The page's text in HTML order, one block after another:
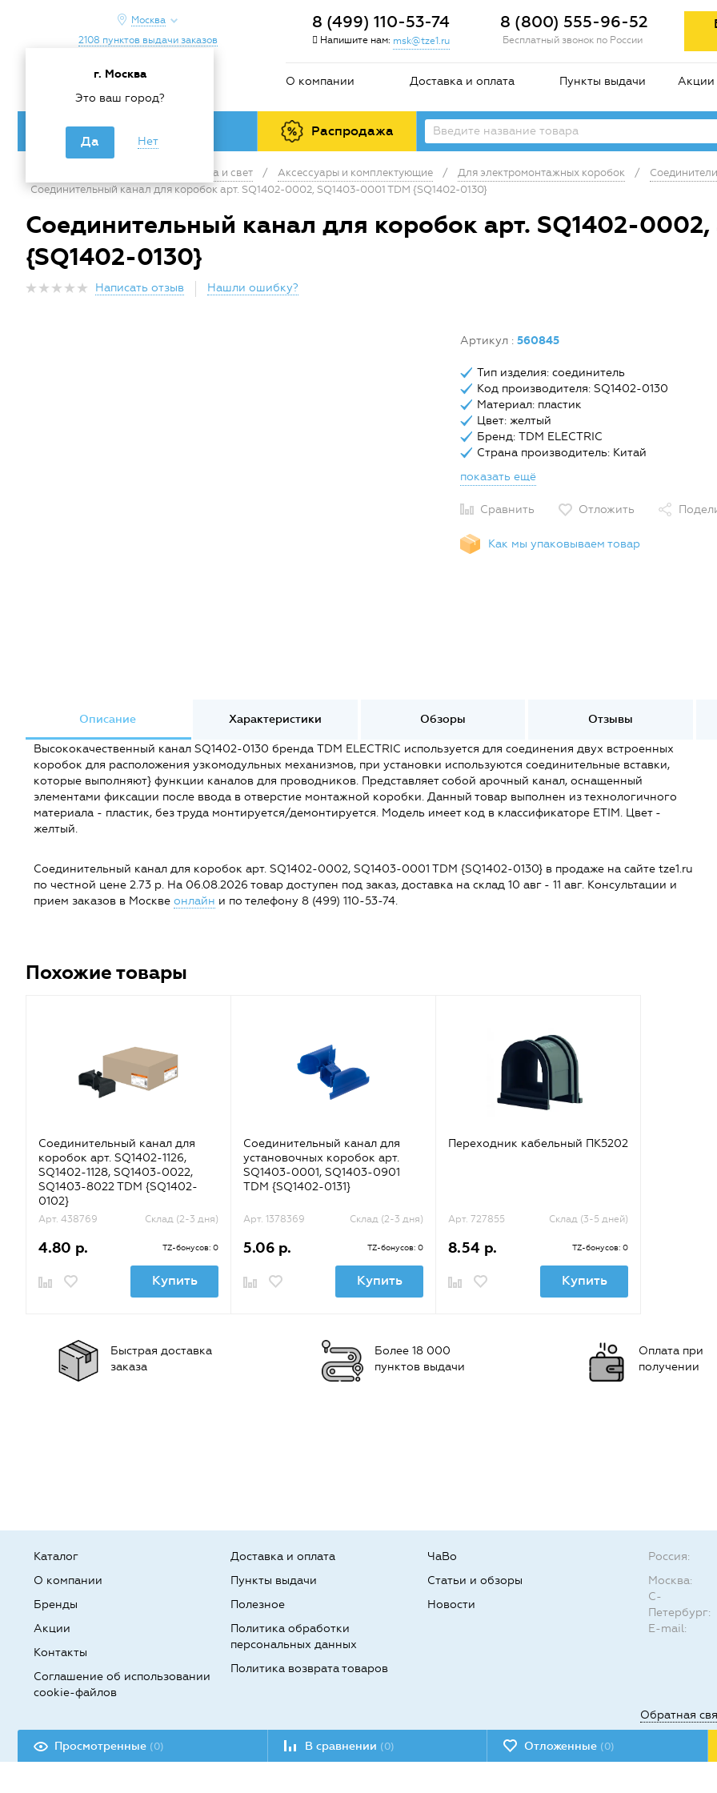
Москва
г. Москва
Это ваш город?
Да Нет
2108 пунктов выдачи заказов
8 (499) 110-53-74
Напишите нам: msk@tze1.ru
8 (800) 555-96-52
Бесплатный звонок по России
О компании Доставка и оплата Пункты выдачи Акции
Каталог товаров Распродажа
Электрика и свет / Аксессуары и комплектующие / Для электромонтажных коробок /
Соединительный канал для коробок арт. SQ1402-0002, SQ1403-0001 TDM {SQ1402-0130}
Соединительный канал для коробок арт. SQ1402-0002,
{SQ1402-0130}
Написать отзыв Нашли ошибку?
Артикул : 560845
Тип изделия: соединитель
Код производителя: SQ1402-0130
Материал: пластик
Цвет: желтый
Бренд: TDM ELECTRIC
Страна производитель: Китай
показать ещё
Сравнить Отложить
Как мы упаковываем товар
Описание Характеристики Обзоры Отзывы
Высококачественный канал SQ1402-0130 бренда TDM ELECTRIC используется для соединения двух встроенных
коробок для расположения узкомодульных механизмов, при установки используются соединительные вставки,
которые выполняют} функции каналов для проводников. Представляет собой арочный канал, оснащенный
элементами фиксации после ввода в отверстие монтажной коробки. Данный товар выполнен из технологичного
материала - пластик, без труда монтируется/демонтируется. Модель имеет код в классификаторе ETIM. Цвет -
желтый.
Соединительный канал для коробок арт. SQ1402-0002, SQ1403-0001 TDM {SQ1402-0130} в продаже на сайте tze1.ru
по честной цене 2.73 р. На 06.08.2026 товар доступен под заказ, доставка на склад 10 авг - 11 авг. Консультации и
прием заказов в Москве онлайн и по телефону 8 (499) 110-53-74.
Похожие товары
Соединительный канал для
коробок арт. SQ1402-1126,
SQ1402-1128, SQ1403-0022,
SQ1403-8022 TDM {SQ1402-
0102}
Арт. 438769 Склад (2-3 дня)
4.80 р. TZ-бонусов: 0
Купить
Соединительный канал для
установочных коробок арт.
SQ1403-0001, SQ1403-0901
TDM {SQ1402-0131}
Арт. 1378369 Склад (2-3 дня)
5.06 р. TZ-бонусов: 0
Купить
Переходник кабельный ПК5202
Арт. 727855 Склад (3-5 дней)
8.54 р. TZ-бонусов: 0
Купить
Быстрая доставка
заказа
Более 18 000
пунктов выдачи
Оплата при
получении
Каталог
О компании
Бренды
Доставка и оплата
Пункты выдачи
Полезное
ЧаВо
Статьи и обзоры
Новости
Акции
Контакты
Соглашение об использовании
cookie-файлов
Политика обработки
персональных данных
Политика возврата товаров
Разработка сайта:
Россия:
Москва:
С-
Петербург:
E-mail:
Обратная
Просмотренные (0) В сравнении (0) Отложенные (0)